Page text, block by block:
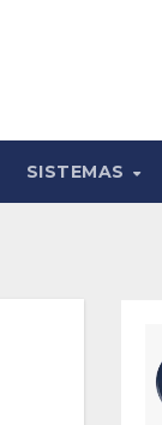
SISTEMAS